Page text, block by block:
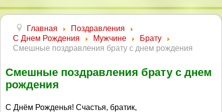
Главная
Поздравления
С Днем Рождения
Мужчине
Брату
Смешные поздравления брату с днем рождения
Смешные поздравления брату с днем
рождения
С Днём Рожденья! Счастья, братик,